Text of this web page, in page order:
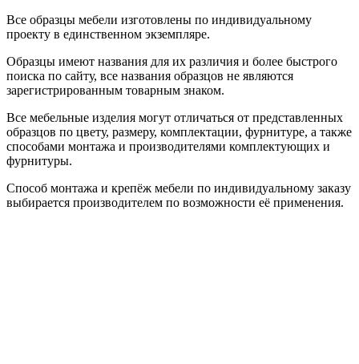
Все образцы мебели изготовлены по индивидуальному
проекту в единственном экземпляре.
Образцы имеют названия для их различия и более быстрого
поиска по сайту, все названия образцов не являются
зарегистрированным товарным знаком.
Все мебельные изделия могут отличаться от представленных
образцов по цвету, размеру, комплектации, фурнитуре, а также
способами монтажа и производителями комплектующих и
фурнитуры.
Способ монтажа и крепёж мебели по индивидуальному заказу
выбирается производителем по возможности её применения.